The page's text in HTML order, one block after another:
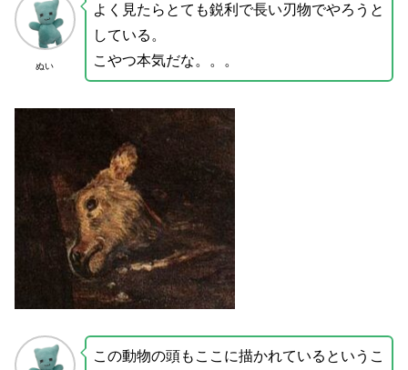
ぬい
よく見たらとても鋭利で長い刃物でやろうと
している。
こやつ本気だな。。。
この動物の頭もここに描かれているというこ